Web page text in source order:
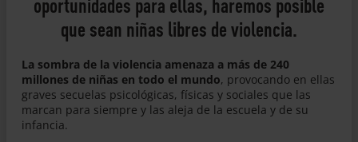
que sean niñas libres de violencia.
La sombra de la violencia amenaza a más de 240
millones de niñas en todo el mundo, provocando en ellas
graves secuelas psicológicas, físicas y sociales que las
marcan para siempre y las aleja de la escuela y de su
infancia.